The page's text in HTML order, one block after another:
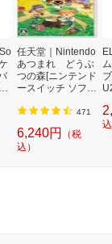
任天堂｜Nintendo
あつまれ どうぶ
つの森[ニンテンド
ースイッチ ソフ
471
6,240円
（税
込）